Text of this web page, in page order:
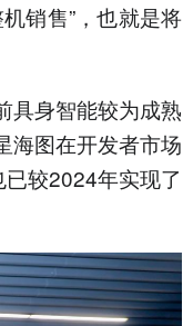
销售”，也就是将
具身智能较为成熟
海图在开发者市场
较2024年实现了